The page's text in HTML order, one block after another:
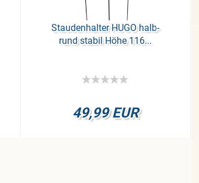
Stau­den­hal­ter HUGO halb­
rund sta­bil Höhe 116...
49,99 EUR